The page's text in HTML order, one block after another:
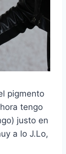
pigmento
tengo
justo en
a lo J.Lo,